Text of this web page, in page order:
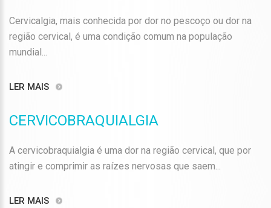
Cervicalgia, mais conhecida por dor no pescoço ou dor na
região cervical, é uma condição comum na população
mundial...
LER MAIS
CERVICOBRAQUIALGIA
A cervicobraquialgia é uma dor na região cervical, que por
atingir e comprimir as raízes nervosas que saem...
LER MAIS